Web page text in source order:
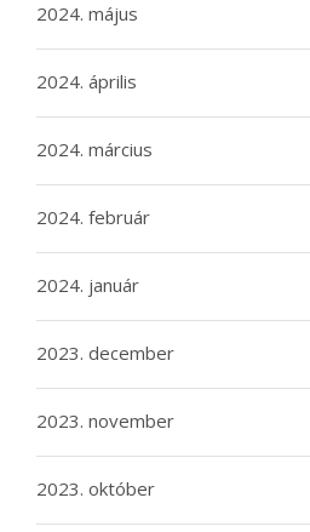
2024. május
2024. április
2024. március
2024. február
2024. január
2023. december
2023. november
2023. október